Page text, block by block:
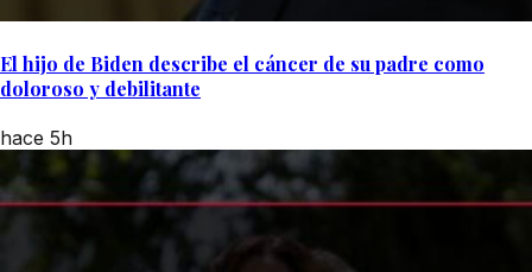
El hijo de Biden describe el cáncer de su padre como
doloroso y debilitante
hace 5h